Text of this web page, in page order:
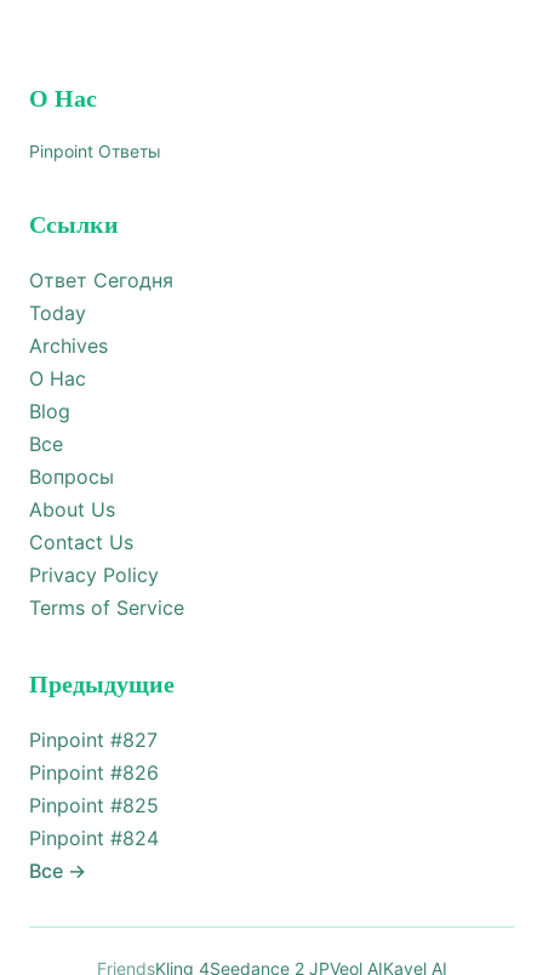
О Нас
Pinpoint Ответы
Ссылки
Ответ Сегодня
Today
Archives
О Нас
Blog
Все
Вопросы
About Us
Contact Us
Privacy Policy
Terms of Service
Предыдущие
Pinpoint #827
Pinpoint #826
Pinpoint #825
Pinpoint #824
Все →
FriendsKling 4Seedance 2 JPVeol AIKavel AI